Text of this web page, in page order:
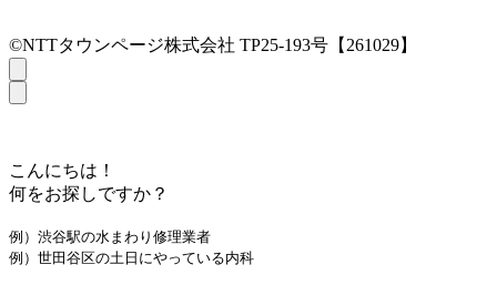
©NTTタウンページ株式会社 TP25-193号【261029】
こんにちは！
何をお探しですか？
例）渋谷駅の水まわり修理業者
例）世田谷区の土日にやっている内科